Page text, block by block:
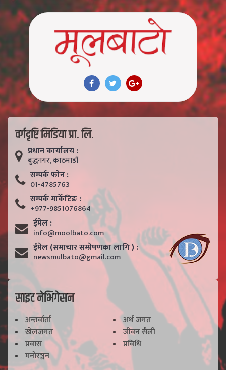
वर्गदृष्टि मिडिया प्रा. लि.
प्रधान कार्यालय :
बुद्धनगर, काठमाडाैं
सम्पर्क फाेन :
01-4785763
सम्पर्क मार्केटिङ :
+977-9851076864
ईमेल :
info@moolbato.com
ईमेल (समाचार सम्प्रेषणका लागि ) :
newsmulbato@gmail.com
साइट नेभिगेसन
अन्तर्वार्ता
अर्थ जगत
खेलजगत
जीवन सैली
प्रवास
प्रविधि
मनोरञ्जन